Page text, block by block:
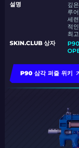
설명
깊
루
세
적
최
SKIN.CLUB 상자
P90 삼각 퍼즐 위키